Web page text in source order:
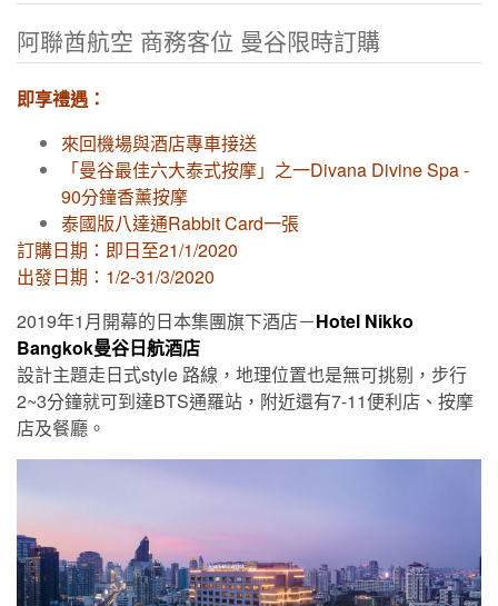
阿聯酋航空 商務客位 曼谷限時訂購
即享禮遇：
來回機場與酒店專車接送
「曼谷最佳六大泰式按摩」之一Divana Divine Spa -
90分鐘香薰按摩
泰國版八達通Rabbit Card一張
訂購日期：即日至21/1/2020
出發日期：1/2-31/3/2020
2019年1月開幕的日本集團旗下酒店－Hotel Nikko
Bangkok曼谷日航酒店
設計主題走日式style 路線，地理位置也是無可挑剔，步行
2~3分鐘就可到達BTS通羅站，附近還有7-11便利店、按摩
店及餐廳。